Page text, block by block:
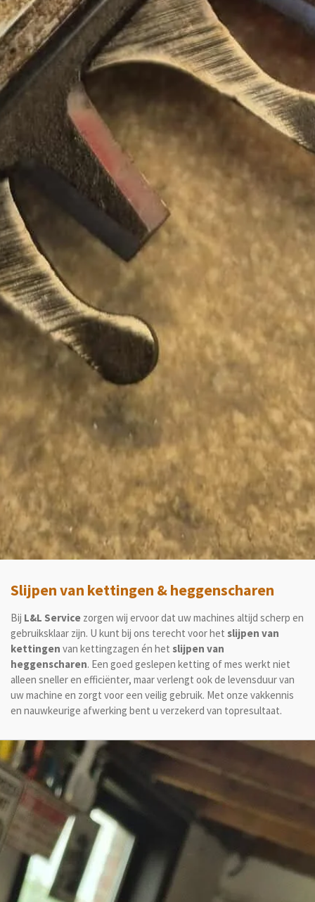
Slijpen van kettingen & heggenscharen
Bij L&L Service zorgen wij ervoor dat uw machines altijd scherp en
gebruiksklaar zijn. U kunt bij ons terecht voor het slijpen van
kettingen van kettingzagen én het slijpen van
heggenscharen. Een goed geslepen ketting of mes werkt niet
alleen sneller en efficiënter, maar verlengt ook de levensduur van
uw machine en zorgt voor een veilig gebruik. Met onze vakkennis
en nauwkeurige afwerking bent u verzekerd van topresultaat.